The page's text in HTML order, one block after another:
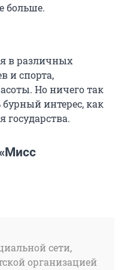
больше.
в различных
и спорта,
Но ничего так
интерес, как
государства.
сети,
организацией